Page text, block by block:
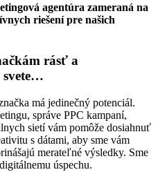
agentúra zameraná na
riešení pre našich
rásť a
svete…
má jedinečný potenciál.
správe PPC kampaní,
sietí vám pomôže dosiahnuť
s dátami, aby sme vám
merateľné výsledky. Sme
úspechu.